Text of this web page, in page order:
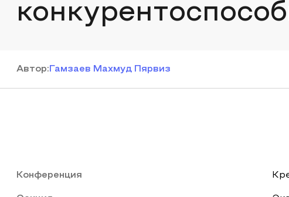
Автор: Гамзаев Махмуд Пярвиз
Конференция